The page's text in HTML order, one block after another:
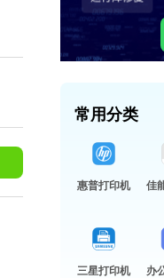
常用分类
惠普打印机 佳
三星打印机 办